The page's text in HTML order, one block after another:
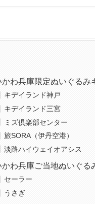
かわ兵庫限定ぬいぐる
キデイランド神戸
キデイランド三宮
ミズ倶楽部センター
旅SORA（伊丹空港）
淡路ハイウェイオアシス
かわ兵庫ご当地ぬいぐ
セーラー
うさぎ